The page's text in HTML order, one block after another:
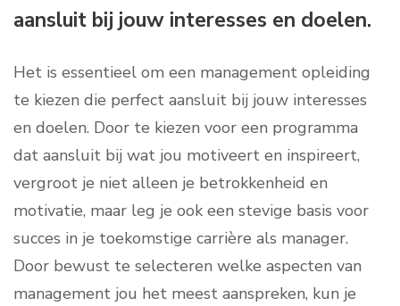
aansluit bij jouw interesses en doelen.
Het is essentieel om een management opleiding
te kiezen die perfect aansluit bij jouw interesses
en doelen. Door te kiezen voor een programma
dat aansluit bij wat jou motiveert en inspireert,
vergroot je niet alleen je betrokkenheid en
motivatie, maar leg je ook een stevige basis voor
succes in je toekomstige carrière als manager.
Door bewust te selecteren welke aspecten van
management jou het meest aanspreken, kun je